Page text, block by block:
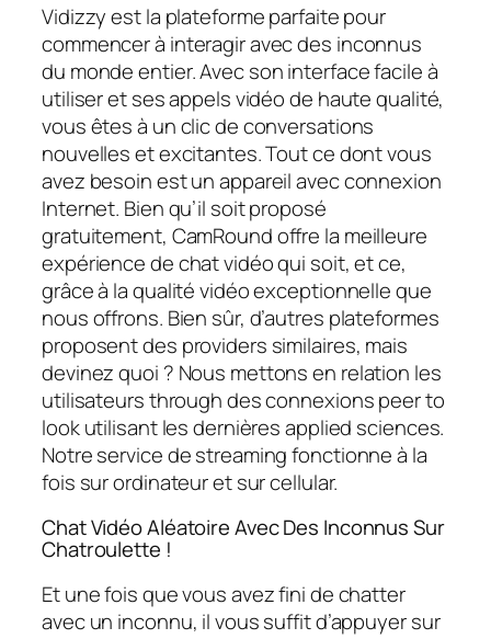
Vidizzy est la plateforme parfaite pour
commencer à interagir avec des inconnus
du monde entier. Avec son interface facile à
utiliser et ses appels vidéo de haute qualité,
vous êtes à un clic de conversations
nouvelles et excitantes. Tout ce dont vous
avez besoin est un appareil avec connexion
Internet. Bien qu’il soit proposé
gratuitement, CamRound offre la meilleure
expérience de chat vidéo qui soit, et ce,
grâce à la qualité vidéo exceptionnelle que
nous offrons. Bien sûr, d’autres plateformes
proposent des providers similaires, mais
devinez quoi ? Nous mettons en relation les
utilisateurs through des connexions peer to
look utilisant les dernières applied sciences.
Notre service de streaming fonctionne à la
fois sur ordinateur et sur cellular.
Chat Vidéo Aléatoire Avec Des Inconnus Sur
Chatroulette !
Et une fois que vous avez fini de chatter
avec un inconnu, il vous suffit d’appuyer sur